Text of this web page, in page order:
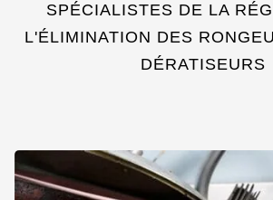
SPÉCIALISTES DE LA
L'ÉLIMINATION DES
DÉRATISEURS